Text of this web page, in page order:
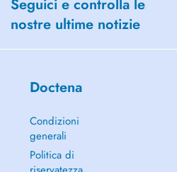
Seguici e controlla le
nostre ultime notizie
Doctena
Condizioni
generali
Politica di